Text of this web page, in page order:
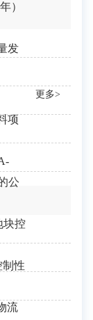
）
发
更多>
项
公
块控
制性
流